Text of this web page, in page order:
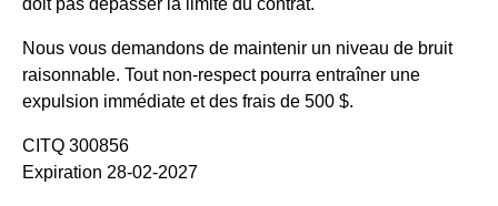
doit pas dépasser la limite du contrat.
Nous vous demandons de maintenir un niveau de bruit
raisonnable. Tout non-respect pourra entraîner une
expulsion immédiate et des frais de 500 $.
CITQ 300856
Expiration 28-02-2027